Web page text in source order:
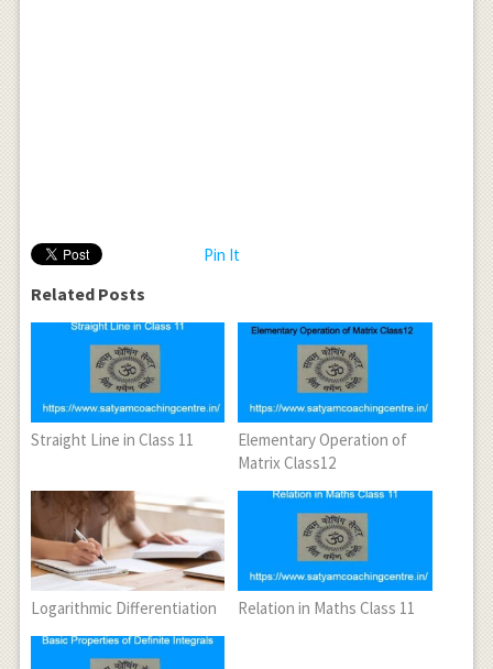
Pin It
Related Posts
Straight Line in Class 11
Elementary Operation of
Matrix Class12
Logarithmic Differentiation Relation in Maths Class 11